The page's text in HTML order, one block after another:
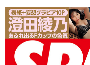
ショッピング
その他